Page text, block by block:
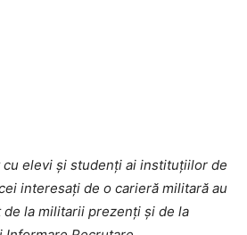
elevi și studenți ai instituțiilor de
interesați de o carieră militară au
la militarii prezenți și de la